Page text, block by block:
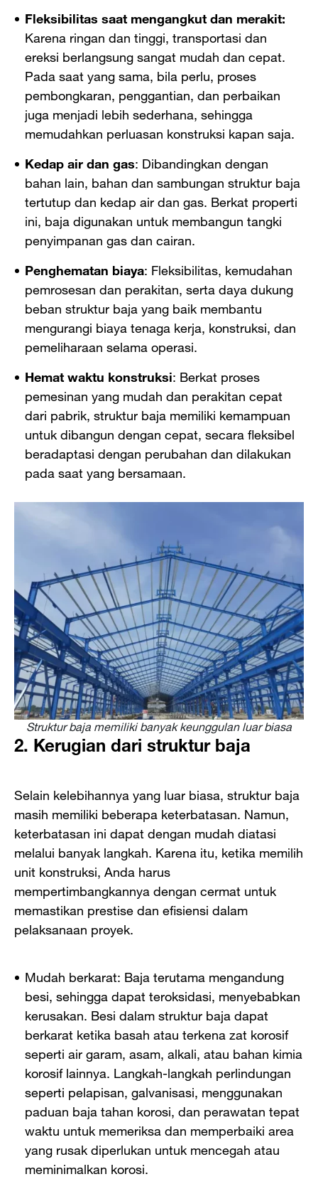
Fleksibilitas saat mengangkut dan merakit:
Karena ringan dan tinggi, transportasi dan
ereksi berlangsung sangat mudah dan cepat.
Pada saat yang sama, bila perlu, proses
pembongkaran, penggantian, dan perbaikan
juga menjadi lebih sederhana, sehingga
memudahkan perluasan konstruksi kapan saja.
Kedap air dan gas: Dibandingkan dengan
bahan lain, bahan dan sambungan struktur baja
tertutup dan kedap air dan gas. Berkat properti
ini, baja digunakan untuk membangun tangki
penyimpanan gas dan cairan.
Penghematan biaya: Fleksibilitas, kemudahan
pemrosesan dan perakitan, serta daya dukung
beban struktur baja yang baik membantu
mengurangi biaya tenaga kerja, konstruksi, dan
pemeliharaan selama operasi.
Hemat waktu konstruksi: Berkat proses
pemesinan yang mudah dan perakitan cepat
dari pabrik, struktur baja memiliki kemampuan
untuk dibangun dengan cepat, secara fleksibel
beradaptasi dengan perubahan dan dilakukan
pada saat yang bersamaan.
Struktur baja memiliki banyak keunggulan luar biasa
2. Kerugian dari struktur baja
Selain kelebihannya yang luar biasa, struktur baja
masih memiliki beberapa keterbatasan. Namun,
keterbatasan ini dapat dengan mudah diatasi
melalui banyak langkah. Karena itu, ketika memilih
unit konstruksi, Anda harus
mempertimbangkannya dengan cermat untuk
memastikan prestise dan efisiensi dalam
pelaksanaan proyek.
Mudah berkarat: Baja terutama mengandung
besi, sehingga dapat teroksidasi, menyebabkan
kerusakan. Besi dalam struktur baja dapat
berkarat ketika basah atau terkena zat korosif
seperti air garam, asam, alkali, atau bahan kimia
korosif lainnya. Langkah-langkah perlindungan
seperti pelapisan, galvanisasi, menggunakan
paduan baja tahan korosi, dan perawatan tepat
waktu untuk memeriksa dan memperbaiki area
yang rusak diperlukan untuk mencegah atau
meminimalkan korosi.